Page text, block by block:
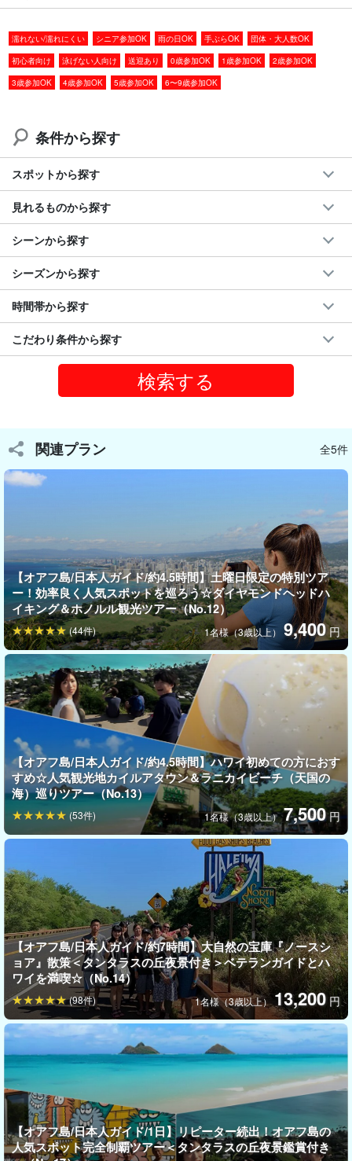
おすすめスポットの一例
◆ポカイベイ
◆ザ・ビーチハウス604
◆ピンクピルボックス
◆ パラダイス・コーブ&ラグーン
ディズニーアウラニホテル
◆カポレイ・コモンズ
◆カマカナアリイ
◆ワイケレ・プレミアム・アウトレット
誰も知らない穴場
や、ツアープランには載っていないスポットに
も行けるのでベテランガイドと相談して行き先は決めましょう！
定番グルメを並ばずに楽しめる☆
名店『レナーズ』でおなかも満たされよう！
ハワイで人気No.1のマラサダ（揚げパン）は本店だといつも行列
ですが、本ツアーでご案内するお店だとほぼ並ばずに買えちゃい
ます！
マラサダは出来立て熱々の状態じゃないと美味しく無くなってし
まうので、買ったらすぐに食べましょう！
効率よくグルメも観光も楽しめるのがこのツアーの魅力の一つで
す☆
格安で提供できる理由についてご説明します
◆乗合ツアーのため、他社のツアーよりも格安で参加可能！
◆超人気ツアーのため、たくさんの方が参加
＊空席を埋めることで値段を下げれる
シュノーケル＆ビーチマット付き！
濡れない/濡れにくい シニア参加OK 雨の日OK 手ぶらOK
団体・大人数OK
初心者向け
泳げない人向け 送迎あり 0歳参加OK 1歳参加OK
2歳参加OK
3歳参加OK
4歳参加OK 5歳参加OK 6〜9歳参加OK
条件から探す
スポットから探す
見れるものから探す
シーンから探す
シーズンから探す
時間帯から探す
こだわり条件から探す
関連プラン 全5件
【オアフ島/日本人ガイド/約4.5時間】土曜日限定の特別ツア
ー！効率良く人気スポットを巡ろう☆ダイヤモンドヘッドハ
イキング＆ホノルル観光ツアー（No.12）
1名様（3歳以上） 9,400 円
(44件)
【オアフ島/日本人ガイド/約4.5時間】ハワイ初めての方におす
すめ☆人気観光地カイルアタウン＆ラニカイビーチ（天国の
海）巡りツアー（No.13）
1名様（3歳以上）7,500 円
(53件)
【オアフ島/日本人ガイド/約7時間】大自然の宝庫『ノースシ
ョア』散策＜タンタラスの丘夜景付き＞ベテランガイドとハ
ワイを満喫☆（No.14）
1名様（3歳以上）13,200 円
(98件)
【オアフ島/日本人ガイド/1日】リピーター続出！オアフ島の
人気スポット完全制覇ツアー＜タンタラスの丘夜景鑑賞付き